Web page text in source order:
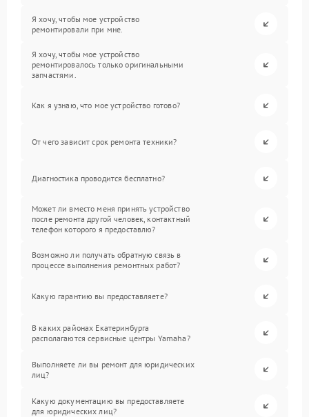
Я хочу, чтобы мое устройство
ремонтировали при мне.
Я хочу, чтобы мое устройство
ремонтировалось только оригинальными
запчастями.
Как я узнаю, что мое устройство готово?
От чего зависит срок ремонта техники?
Диагностика проводится бесплатно?
Может ли вместо меня принять устройство
после ремонта другой человек, контактный
телефон которого я предоставлю?
Возможно ли получать обратную связь в
процессе выполнения ремонтных работ?
Какую гарантию вы предоставляете?
В каких районах Екатеринбурга
располагаются сервисные центры Yamaha?
Выполняете ли вы ремонт для юридических
лиц?
Какую документацию вы предоставляете
для юридических лиц?